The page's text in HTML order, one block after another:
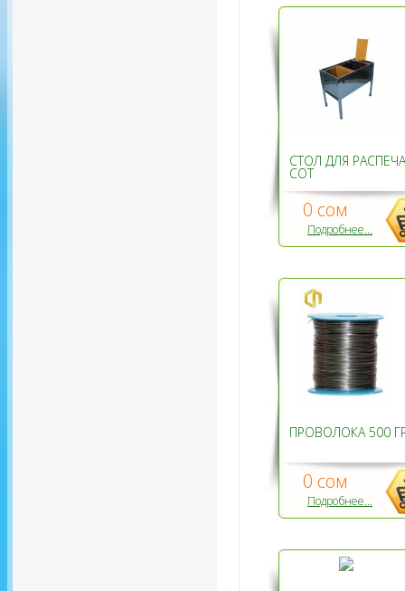
СТОЛ ДЛЯ
СОТ
0 сом
Подробнее...
ПРОВОЛОКА 500
0 сом
Подробнее...